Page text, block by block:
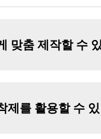
맞춤 제작할 수
제를 활용할 수